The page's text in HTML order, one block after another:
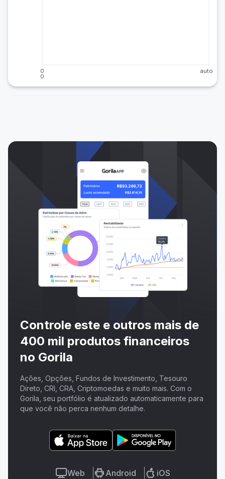
0
0
auto
Controle este e outros mais de
400 mil produtos financeiros
no Gorila
Ações, Opções, Fundos de Investimento, Tesouro
Direto, CRI, CRA, Criptomoedas e muito mais. Com o
Gorila, seu portfólio é atualizado automaticamente para
que você não perca nenhum detalhe.
Web Android iOS